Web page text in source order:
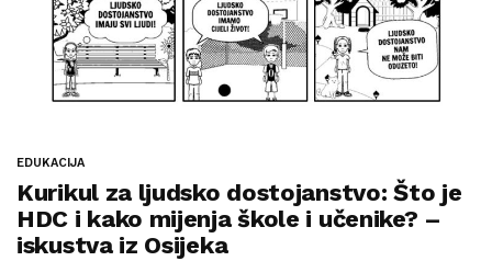
EDUKACIJA
Kurikul za ljudsko dostojanstvo: Što je
HDC i kako mijenja škole i učenike? –
iskustva iz Osijeka